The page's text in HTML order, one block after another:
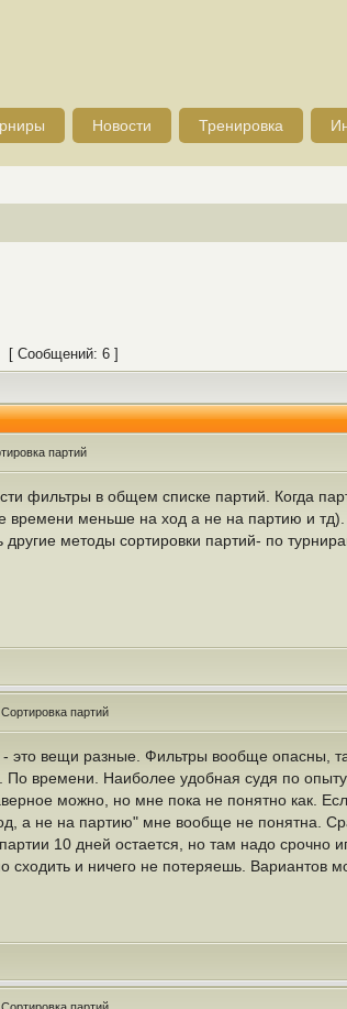
Новости Тренировка
[ Сообщений: 6 ]
партий
фильтры в общем списке партий. Когда
времени меньше на ход а не на партию и тд).
методы сортировки партий- по
партий
это вещи разные. Фильтры вообще опасны,
По времени. Наиболее удобная судя по
можно, но мне пока не понятно как.
а не на партию" мне вообще не понятна.
10 дней остается, но там надо срочно
сходить и ничего не потеряешь. Вариантов